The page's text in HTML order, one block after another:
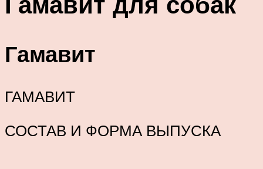
Гамавит
ГАМАВИТ
СОСТАВ И ФОРМА ВЫПУСКА